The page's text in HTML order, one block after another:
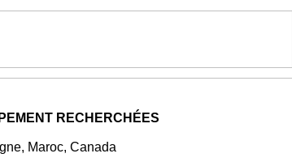
RECHERCHÉES
Maroc, Canada